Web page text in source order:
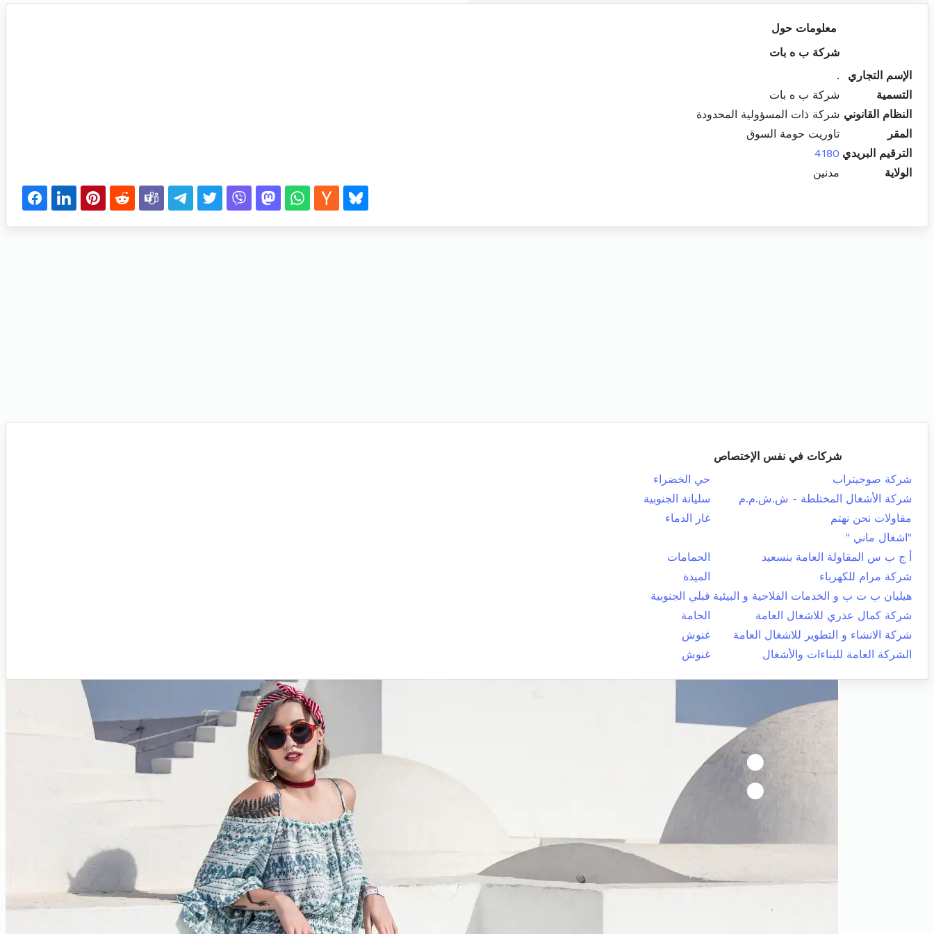
معلومات حول
شركة ب ه بات
الإسم التجاري
.
التسمية
شركة ب ه بات
النظام القانوني شركة ذات المسؤولية المحدودة
المقر
تاوريت حومة السوق
الترقيم البريدي 4180
الولاية
مدنين
شركات في نفس الإختصاص
شركة صوجيتراب
حي الخضراء
شركة الأشغال المختلطة - ش.ش.م.م
سليانة الجنوبية
مقاولات نحن نهتم
غار الدماء
"اشغال ماني "
أ ج ب س المقاولة العامة بنسعيد
الحمامات
شركة مرام للكهرباء
الميدة
هيليان ب ت ب و الخدمات الفلاحية و البيئية قبلي الجنوبية
شركة كمال عذري للاشغال العامة
الحامة
شركة الانشاء و التطوير للاشغال العامة
غنوش
الشركة العامة للبناءات والأشغال
غنوش